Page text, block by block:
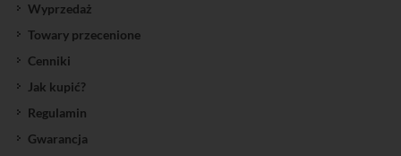
Wyprzedaż
Towary przecenione
Cenniki
Jak kupić?
Regulamin
Gwarancja